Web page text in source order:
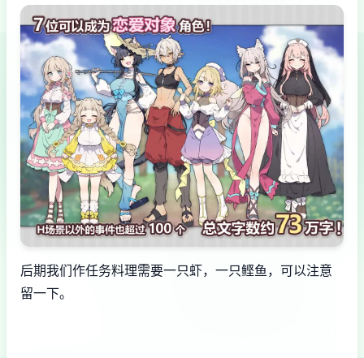
后期我们作任务料理需要一只虾，一只鲣鱼，可以注意
留一下。